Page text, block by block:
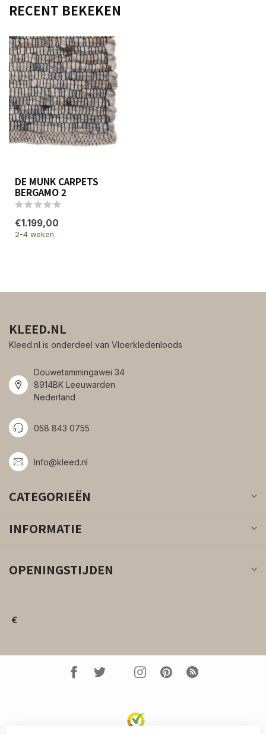
RECENT BEKEKEN
DE MUNK CARPETS
BERGAMO 2
€1.199,00
2-4 weken
KLEED.NL
Kleed.nl is onderdeel van Vloerkledenloods
Douwetammingawei 34
8914BK Leeuwarden
Nederland
058 843 0755
Info@kleed.nl
CATEGORIEËN
INFORMATIE
OPENINGSTIJDEN
€